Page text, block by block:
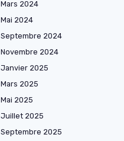
Mars 2024
Mai 2024
Septembre 2024
Novembre 2024
Janvier 2025
Mars 2025
Mai 2025
Juillet 2025
Septembre 2025